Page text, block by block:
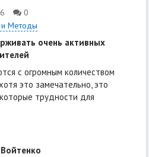
0
и Методы
очень активных
с огромным количеством
это замечательно, это
трудности для